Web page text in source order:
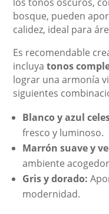
bosque, pueden
calidez, ideal para
Es recomendable
incluyatonos
lograr una armonía
siguientes
Blanco y azul
fresco y luminoso.
Marrón suave y
ambiente
Gris y dorado:
modernidad.